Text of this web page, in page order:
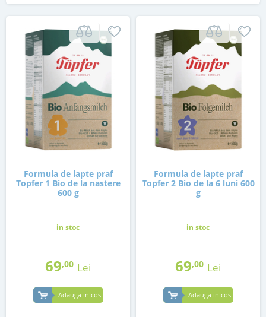
Formula de lapte praf
Topfer 1 Bio de la nastere
600 g
in stoc
69,00 Lei
Adauga in cos
Formula de lapte praf
Topfer 2 Bio de la 6 luni 600
g
in stoc
69,00 Lei
Adauga in cos